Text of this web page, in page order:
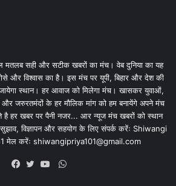
मतलब सही और सटीक खबरों का मंच। वेब दुनिया का यह
और विश्वास का है। इस मंच पर यूपी, बिहार और देश की
जायेगा स्थान। हर आवाज को मिलेगा मंच। खासकर युवाओं,
और जरुरतमंदों के हर मौलिक मांग को हम बनायेंगे अपने मंच
हर खबर पर पैनी नजर... आर न्यूज मंच खबरों को स्थान
विज्ञापन और सहयोग के लिए संपर्क करेंः Shiwangi
मेल करेंः shiwangipriya101@gmail.com
WhatsApp